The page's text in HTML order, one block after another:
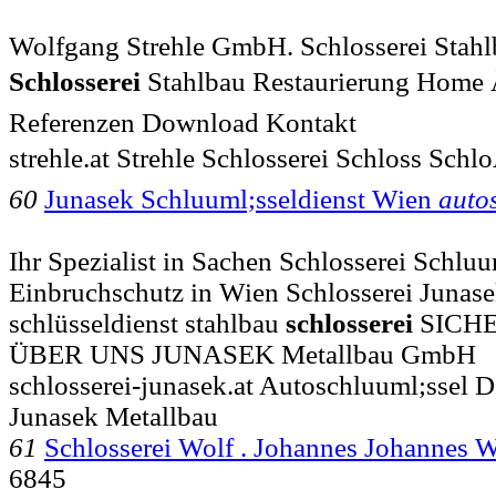
Wolfgang Strehle GmbH. Schlosserei
Schlosserei Stahlbau Restaurierung Home
Referenzen Download Kontakt
strehle.at Strehle Schlosserei Schloss
60 Junasek Schluuml;sseldienst Wien
Ihr Spezialist in Sachen Schlosserei
Einbruchschutz in Wien Schlosserei
schlüsseldienst stahlbau schlosserei
ÜBER UNS JUNASEK Metallbau GmbH
schlosserei-junasek.at Autoschluuml;ssel
Junasek Metallbau
61 Schlosserei Wolf . Johannes Johannes
6845